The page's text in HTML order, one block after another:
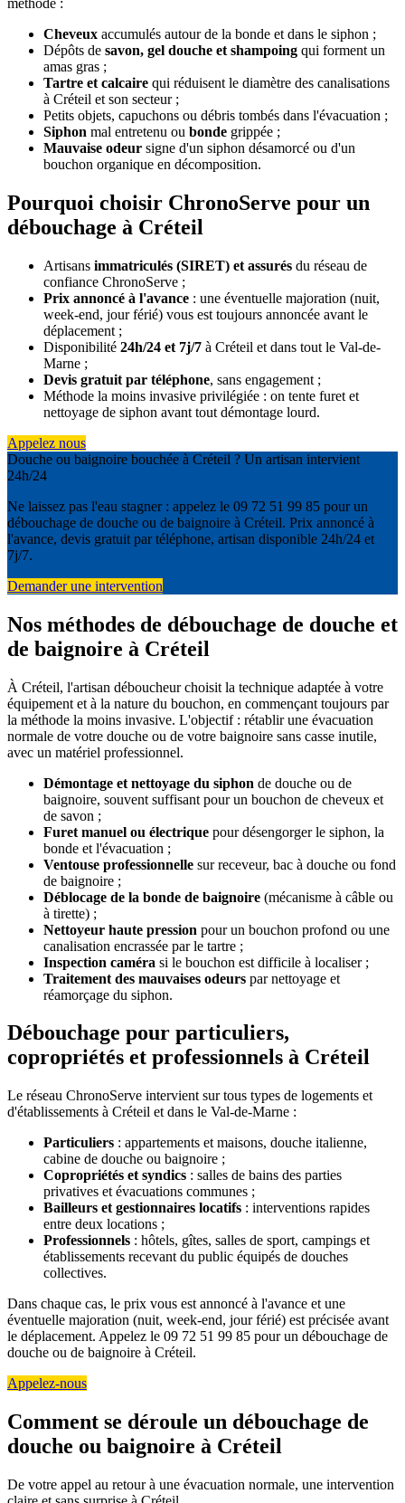
méthode :
Cheveux accumulés autour de la bonde et dans le siphon ;
Dépôts de savon, gel douche et shampoing qui forment un
amas gras ;
Tartre et calcaire qui réduisent le diamètre des canalisations
à Créteil et son secteur ;
Petits objets, capuchons ou débris tombés dans l'évacuation ;
Siphon mal entretenu ou bonde grippée ;
Mauvaise odeur signe d'un siphon désamorcé ou d'un
bouchon organique en décomposition.
Pourquoi choisir ChronoServe pour un
débouchage à Créteil
Artisans immatriculés (SIRET) et assurés du réseau de
confiance ChronoServe ;
Prix annoncé à l'avance : une éventuelle majoration (nuit,
week-end, jour férié) vous est toujours annoncée avant le
déplacement ;
Disponibilité 24h/24 et 7j/7 à Créteil et dans tout le Val-de-
Marne ;
Devis gratuit par téléphone, sans engagement ;
Méthode la moins invasive privilégiée : on tente furet et
nettoyage de siphon avant tout démontage lourd.
Appelez nous
Douche ou baignoire bouchée à Créteil ? Un artisan intervient
24h/24
Ne laissez pas l'eau stagner : appelez le 09 72 51 99 85 pour un
débouchage de douche ou de baignoire à Créteil. Prix annoncé à
l'avance, devis gratuit par téléphone, artisan disponible 24h/24 et
7j/7.
Demander une intervention
Nos méthodes de débouchage de douche et
de baignoire à Créteil
À Créteil, l'artisan déboucheur choisit la technique adaptée à votre
équipement et à la nature du bouchon, en commençant toujours par
la méthode la moins invasive. L'objectif : rétablir une évacuation
normale de votre douche ou de votre baignoire sans casse inutile,
avec un matériel professionnel.
Démontage et nettoyage du siphon de douche ou de
baignoire, souvent suffisant pour un bouchon de cheveux et
de savon ;
Furet manuel ou électrique pour désengorger le siphon, la
bonde et l'évacuation ;
Ventouse professionnelle sur receveur, bac à douche ou fond
de baignoire ;
Déblocage de la bonde de baignoire (mécanisme à câble ou
à tirette) ;
Nettoyeur haute pression pour un bouchon profond ou une
canalisation encrassée par le tartre ;
Inspection caméra si le bouchon est difficile à localiser ;
Traitement des mauvaises odeurs par nettoyage et
réamorçage du siphon.
Débouchage pour particuliers,
copropriétés et professionnels à Créteil
Le réseau ChronoServe intervient sur tous types de logements et
d'établissements à Créteil et dans le Val-de-Marne :
Particuliers : appartements et maisons, douche italienne,
cabine de douche ou baignoire ;
Copropriétés et syndics : salles de bains des parties
privatives et évacuations communes ;
Bailleurs et gestionnaires locatifs : interventions rapides
entre deux locations ;
Professionnels : hôtels, gîtes, salles de sport, campings et
établissements recevant du public équipés de douches
collectives.
Dans chaque cas, le prix vous est annoncé à l'avance et une
éventuelle majoration (nuit, week-end, jour férié) est précisée avant
le déplacement. Appelez le 09 72 51 99 85 pour un débouchage de
douche ou de baignoire à Créteil.
Appelez-nous
Comment se déroule un débouchage de
douche ou baignoire à Créteil
De votre appel au retour à une évacuation normale, une intervention